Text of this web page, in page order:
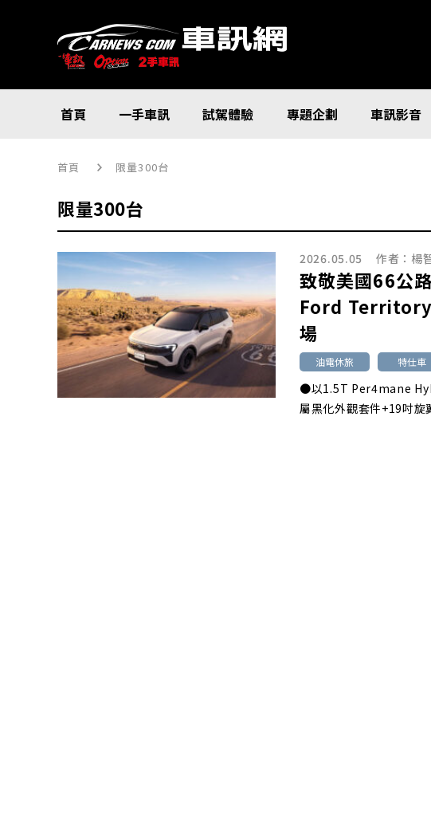
首頁 一手車訊 試駕體驗 專題企劃 車訊影音
首頁 限量300台
限量300台
2026.05.05 作者：楊
致敬美國66公
Ford Territory
場
油電休旅 特仕車
●以1.5T Per4mane
屬黑化外觀套件+19吋